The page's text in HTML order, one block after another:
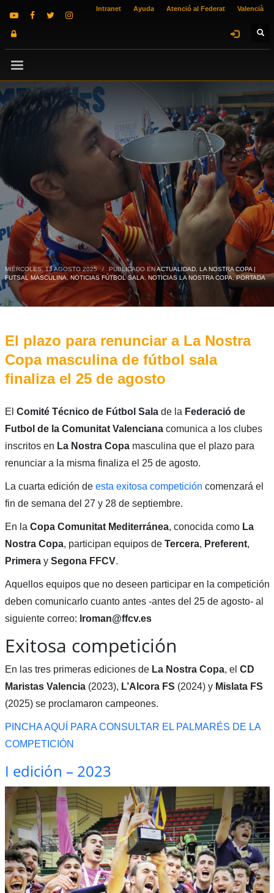
Intranet Ayuda Atenció al Federat Valencià
MIÉRCOLES, 13 AGOSTO 2025 / PUBLICADO EN ACTUALIDAD, LA NOSTRA COPA |
FUTSAL MASCULINA,NOTICIAS FÚTBOL SALA, NOTICIAS LA NOSTRA COPA,PORTADA
El plazo para renunciar a La Nostra
Copa masculina de fútbol sala
finaliza el 25 de agosto
El Comité Técnico de Fútbol Salade la Federació de
Futbol de la Comunitat Valencianacomunica a los clubes
inscritos en La Nostra Copa masculina que el plazo para
renunciar a la misma finaliza el 25 de agosto.
La cuarta edición de esta exitosa competición comenzará el
fin de semana del 27 y 28 de septiembre.
En la Copa Comunitat Mediterránea, conocida como La
Nostra Copa, participan equipos de Tercera, Preferent,
Primeray Segona FFCV.
Aquellos equipos que no deseen participar en la competición
deben comunicarlo cuanto antes -antes del 25 de agosto- al
siguiente correo: lroman@ffcv.es
Exitosa competición
En las tres primeras ediciones de La Nostra Copa, el CD
Maristas Valencia(2023), L’Alcora FS (2024) y Mislata FS
(2025) se proclamaron campeones.
PINCHA AQUÍ PARA CONSULTAR EL PALMARÉS DE LA
COMPETICIÓN
I edición – 2023